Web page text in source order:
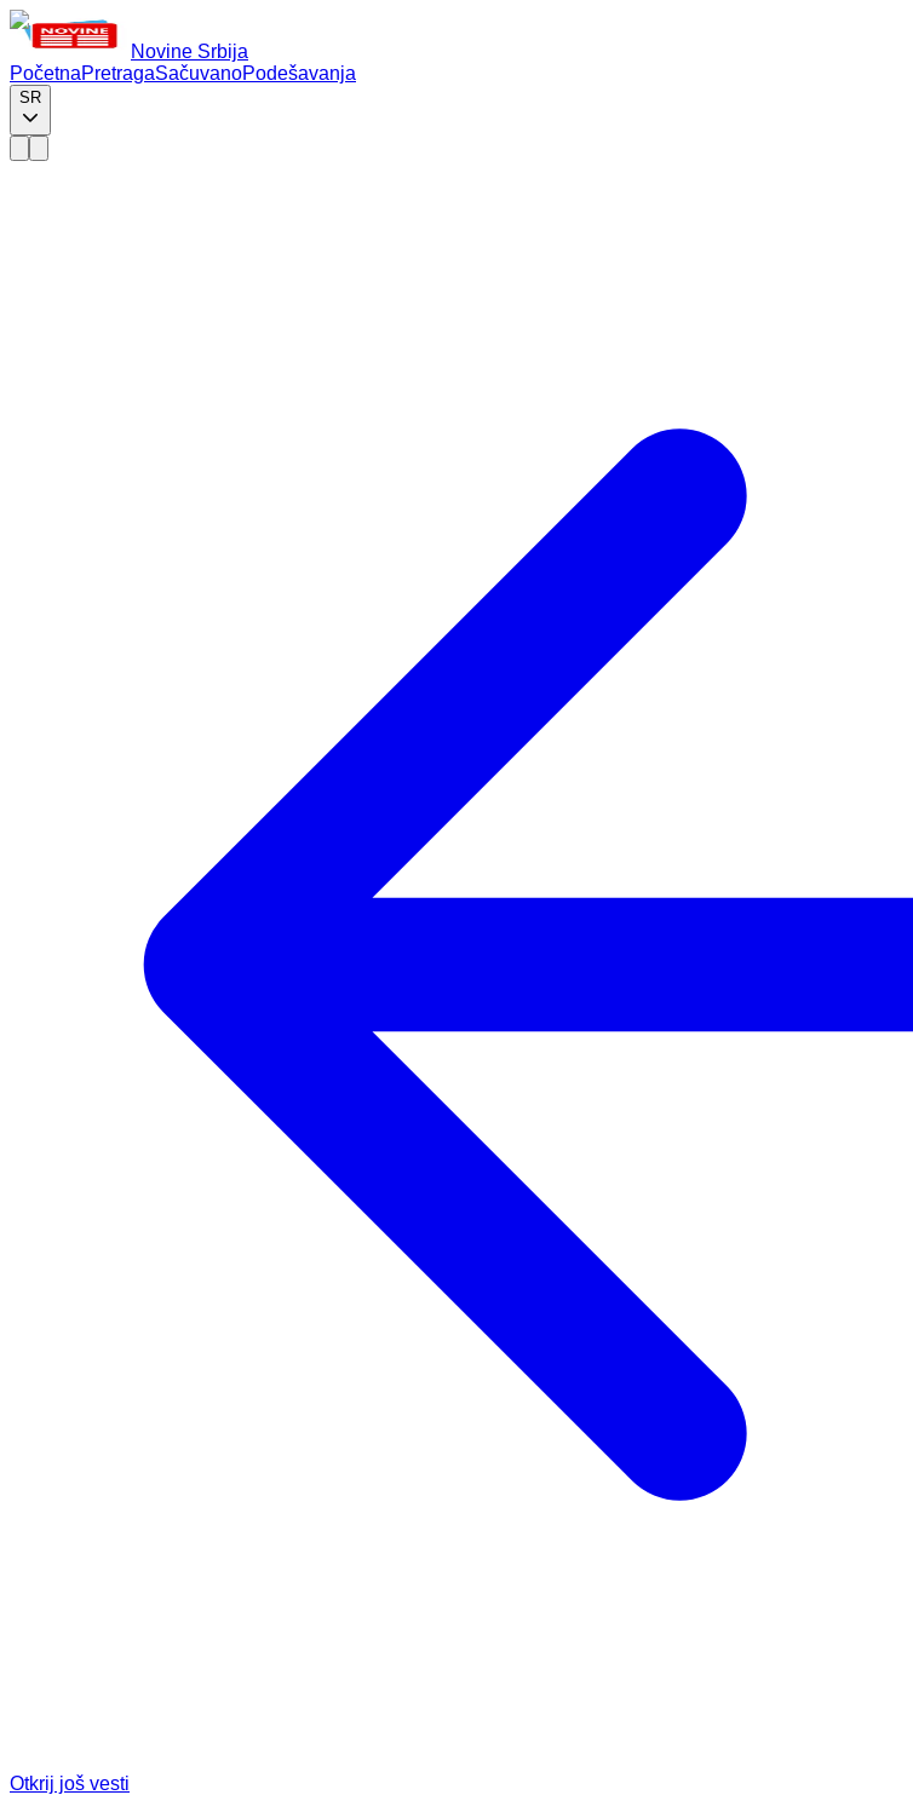
Novine Srbija
PočetnaPretragaSačuvanoPodešavanja
SR
Otkrij još vesti